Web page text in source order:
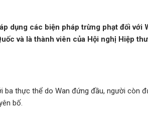
dụng các biện pháp trừng phạt đối với
và là thành viên của Hội nghị Hiệp
thực thể do Wan đứng đầu, người còn
bố.